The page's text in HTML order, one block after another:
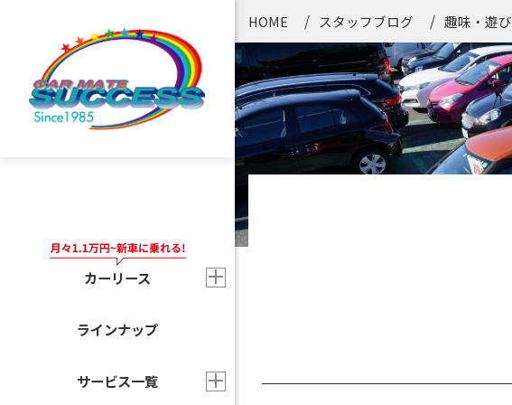
カーリース
ラインナップ
サービス一覧
HOME スタッフブログ 趣味・遊び